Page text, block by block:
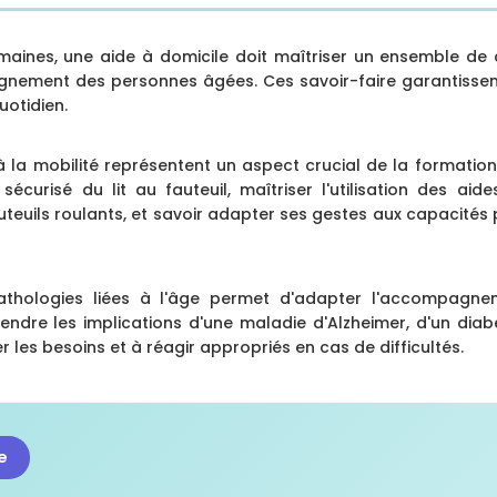
une aide à domicile doit maîtriser un ensemble de
des personnes âgées. Ces savoir-faire
la mobilité représentent un aspect crucial de la
du lit au fauteuil, maîtriser l'utilisation des
roulants, et savoir adapter ses gestes aux capacités
liées à l'âge permet d'adapter
les implications d'une maladie d'Alzheimer, d'un
les besoins et à réagir appropriés en cas de difficultés.